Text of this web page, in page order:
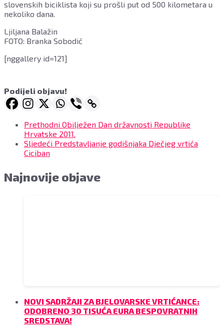
slovenskih biciklista koji su prošli put od 500 kilometara u
nekoliko dana.
Ljiljana Balažin
FOTO: Branka Sobodić
[nggallery id=121]
Podijeli objavu!
Prethodni Obilježen Dan državnosti Republike
Hrvatske 2011.
Sljedeći Predstavljanje godišnjaka Dječjeg vrtića
Ciciban
Najnovije objave
NOVI SADRŽAJI ZA BJELOVARSKE VRTIĆANCE:
ODOBRENO 30 TISUĆA EURA BESPOVRATNIH
SREDSTAVA!